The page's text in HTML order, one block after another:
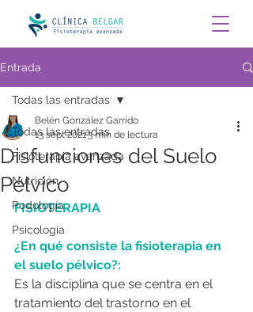
Entrada
Todas las entradas
Fisioterapia avanzada
Nutrición
Podología
Psicología
Todas las entradas
Disfunciones del Suelo
Pélvico
Belén González Garrido
13 sept 20213 min de lectura
FISIOTERAPIA
¿En qué consiste la fisioterapia en
el suelo pélvico?:
Es la disciplina que se centra en el
tratamiento del trastorno en el